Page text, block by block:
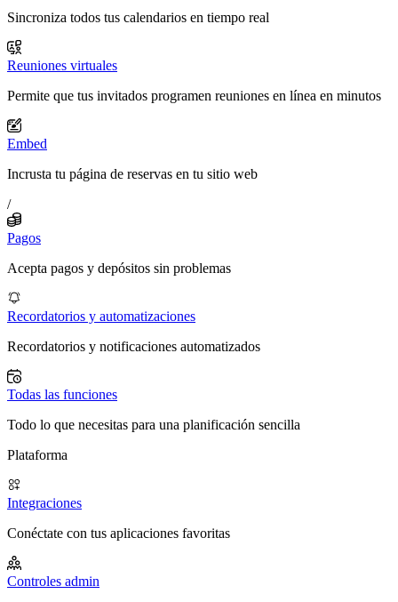
Sincroniza todos tus calendarios en tiempo real
Reuniones virtuales
Permite que tus invitados programen reuniones en línea en minutos
Embed
Incrusta tu página de reservas en tu sitio web
/
Pagos
Acepta pagos y depósitos sin problemas
Recordatorios y automatizaciones
Recordatorios y notificaciones automatizados
Todas las funciones
Todo lo que necesitas para una planificación sencilla
Plataforma
Integraciones
Conéctate con tus aplicaciones favoritas
Controles admin